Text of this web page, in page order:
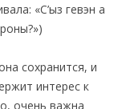
«С’ыз гевэн а
сохранится, и
интерес к
очень важна